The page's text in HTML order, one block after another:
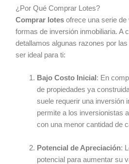
¿Por Qué Comprar Lotes?
Comprar lotes ofrece una serie
formas de inversión inmobiliaria. A
detallamos algunas razones por
ser ideal para ti:
Bajo Costo Inicial : En
de propiedades ya
suele requerir una inversión
permite a los inversionistas
con una menor cantidad de
Potencial de Apreciación:
potencial para aumentar su